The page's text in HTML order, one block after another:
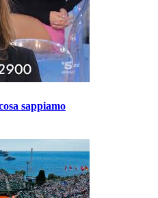
sappiamo